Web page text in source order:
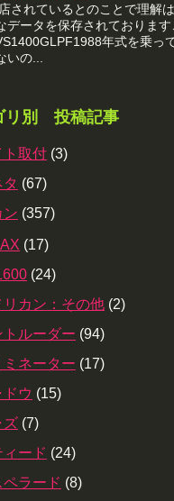
されているとのことで理解
データを保存されておりま
年式を乗っ
の...
リ別 投稿記事
ト取付 (3)
(67)
ン (357)
(17)
(24)
リカン：その他 (2)
トルーダー (94)
ミネーター (17)
ドウ (15)
ズ (7)
ィード (24)
ペラード (8)